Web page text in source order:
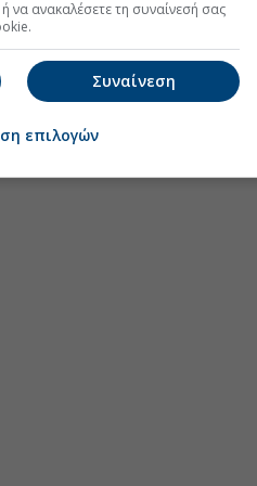
να ανακαλέσετε τη συναίνεσή σας
Συναίνεση
επιλογών